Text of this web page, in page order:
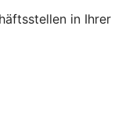
in Ihrer